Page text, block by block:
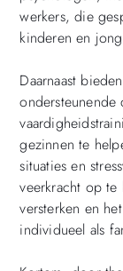
werkers, die
kinderen en
Daarnaast
ondersteunende
gezinnen te
situaties en
veerkracht op
versterken en
individueel als